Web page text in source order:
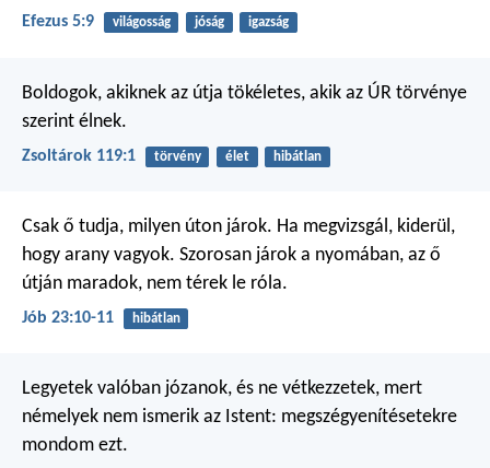
Efezus 5:9 világosság jóság igazság
Boldogok, akiknek az útja tökéletes, akik az ÚR törvénye
szerint élnek.
Zsoltárok 119:1 törvény élet hibátlan
Csak ő tudja, milyen úton járok. Ha megvizsgál, kiderül,
hogy arany vagyok. Szorosan járok a nyomában, az ő
útján maradok, nem térek le róla.
Jób 23:10-11 hibátlan
Legyetek valóban józanok, és ne vétkezzetek, mert
némelyek nem ismerik az Istent: megszégyenítésetekre
mondom ezt.